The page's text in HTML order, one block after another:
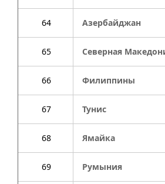
64 Азербайджан
65 Северная
66 Филиппины
67 Тунис
68 Ямайка
69 Румыния